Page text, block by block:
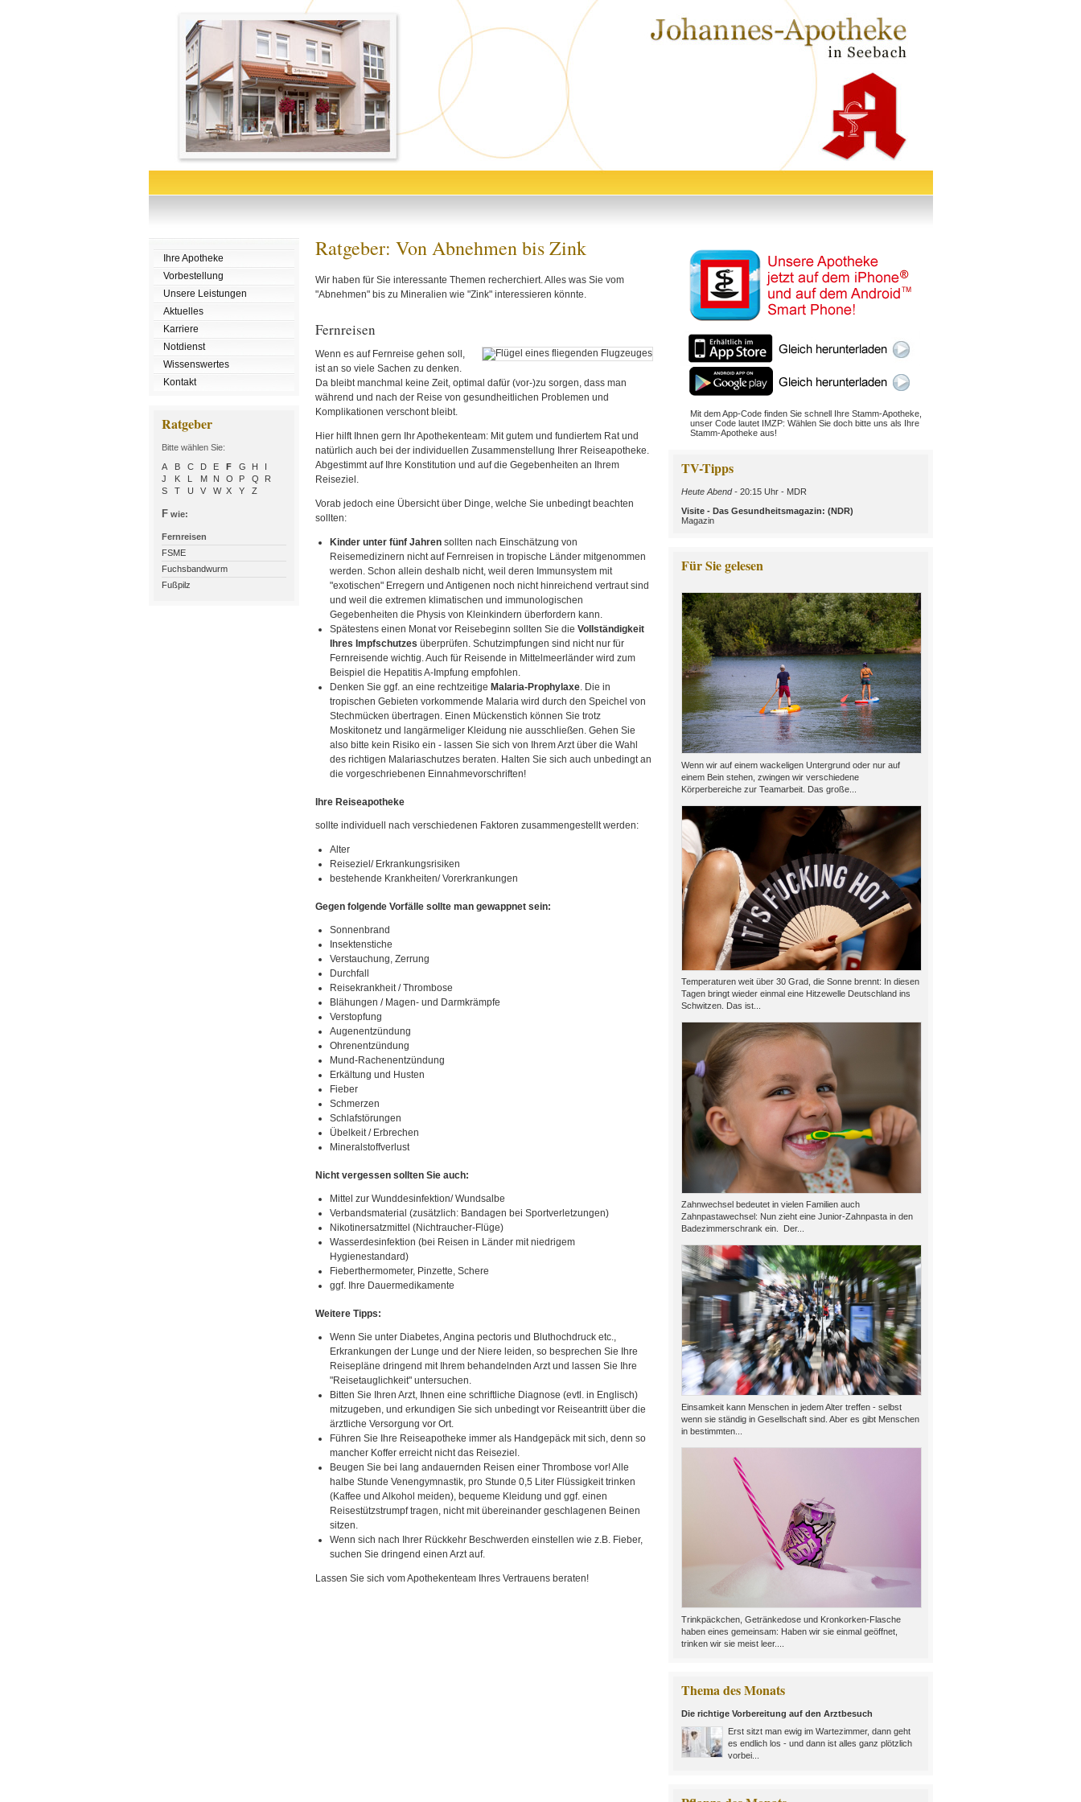
Ihre Apotheke
Vorbestellung
Unsere Leistungen
Aktuelles
Karriere
Notdienst
Wissenswertes
Kontakt
Ratgeber
Bitte wählen Sie:
A
B C D E F G H
I
J
K L M N O P Q
R
S
T U V W X Y Z
Fwie:
Fernreisen
FSME
Fuchsbandwurm
Fußpilz
Ratgeber: Von Abnehmen bis Zink
Wir haben für Sie interessante Themen recherchiert. Alles was Sie vom
"Abnehmen" bis zu Mineralien wie "Zink" interessieren könnte.
Fernreisen
Wenn es auf Fernreise gehen soll,
ist an so viele Sachen zu denken.
Da bleibt manchmal keine Zeit, optimal dafür (vor-)zu sorgen, dass man
während und nach der Reise von gesundheitlichen Problemen und
Komplikationen verschont bleibt.
Hier hilft Ihnen gern Ihr Apothekenteam: Mit gutem und fundiertem Rat und
natürlich auch bei der individuellen Zusammenstellung Ihrer Reiseapotheke.
Abgestimmt auf Ihre Konstitution und auf die Gegebenheiten an Ihrem
Reiseziel.
Vorab jedoch eine Übersicht über Dinge, welche Sie unbedingt beachten
sollten:
Kinder unter fünf Jahrensollten nach Einschätzung von
Reisemedizinern nicht auf Fernreisen in tropische Länder mitgenommen
werden. Schon allein deshalb nicht, weil deren Immunsystem mit
"exotischen" Erregern und Antigenen noch nicht hinreichend vertraut sind
und weil die extremen klimatischen und immunologischen
Gegebenheiten die Physis von Kleinkindern überfordern kann.
Spätestens einen Monat vor Reisebeginn sollten Sie die Vollständigkeit
Ihres Impfschutzes überprüfen. Schutzimpfungen sind nicht nur für
Fernreisende wichtig. Auch für Reisende in Mittelmeerländer wird zum
Beispiel die Hepatitis A-Impfung empfohlen.
Denken Sie ggf. an eine rechtzeitige Malaria-Prophylaxe. Die in
tropischen Gebieten vorkommende Malaria wird durch den Speichel von
Stechmücken übertragen. Einen Mückenstich können Sie trotz
Moskitonetz und langärmeliger Kleidung nie ausschließen. Gehen Sie
also bitte kein Risiko ein - lassen Sie sich von Ihrem Arzt über die Wahl
des richtigen Malariaschutzes beraten. Halten Sie sich auch unbedingt an
die vorgeschriebenen Einnahmevorschriften!
Ihre Reiseapotheke
sollte individuell nach verschiedenen Faktoren zusammengestellt werden:
Alter
Reiseziel/ Erkrankungsrisiken
bestehende Krankheiten/ Vorerkrankungen
Gegen folgende Vorfälle sollte man gewappnet sein:
Sonnenbrand
Insektenstiche
Verstauchung, Zerrung
Durchfall
Reisekrankheit / Thrombose
Blähungen / Magen- und Darmkrämpfe
Verstopfung
Augenentzündung
Ohrenentzündung
Mund-Rachenentzündung
Erkältung und Husten
Fieber
Schmerzen
Schlafstörungen
Übelkeit / Erbrechen
Mineralstoffverlust
Nicht vergessen sollten Sie auch:
Mittel zur Wunddesinfektion/ Wundsalbe
Verbandsmaterial (zusätzlich: Bandagen bei Sportverletzungen)
Nikotinersatzmittel (Nichtraucher-Flüge)
Wasserdesinfektion (bei Reisen in Länder mit niedrigem
Hygienestandard)
Fieberthermometer, Pinzette, Schere
ggf. Ihre Dauermedikamente
Weitere Tipps:
Wenn Sie unter Diabetes, Angina pectoris und Bluthochdruck etc.,
Erkrankungen der Lunge und der Niere leiden, so besprechen Sie Ihre
Reisepläne dringend mit Ihrem behandelnden Arzt und lassen Sie Ihre
"Reisetauglichkeit" untersuchen.
Bitten Sie Ihren Arzt, Ihnen eine schriftliche Diagnose (evtl. in Englisch)
mitzugeben, und erkundigen Sie sich unbedingt vor Reiseantritt über die
ärztliche Versorgung vor Ort.
Führen Sie Ihre Reiseapotheke immer als Handgepäck mit sich, denn so
mancher Koffer erreicht nicht das Reiseziel.
Beugen Sie bei lang andauernden Reisen einer Thrombose vor! Alle
halbe Stunde Venengymnastik, pro Stunde 0,5 Liter Flüssigkeit trinken
(Kaffee und Alkohol meiden), bequeme Kleidung und ggf. einen
Reisestützstrumpf tragen, nicht mit übereinander geschlagenen Beinen
sitzen.
Wenn sich nach Ihrer Rückkehr Beschwerden einstellen wie z.B. Fieber,
suchen Sie dringend einen Arzt auf.
Lassen Sie sich vom Apothekenteam Ihres Vertrauens beraten!
Mit dem App-Code finden Sie schnell Ihre Stamm-Apotheke,
unser Code lautet IMZP: Wählen Sie doch bitte uns als Ihre
Stamm-Apotheke aus!
TV-Tipps
Heute Abend -20:15 Uhr - MDR
Visite - Das Gesundheitsmagazin: (NDR)
Magazin
Für Sie gelesen
Wenn wir auf einem wackeligen Untergrund oder nur auf
einem Bein stehen, zwingen wir verschiedene
Körperbereiche zur Teamarbeit. Das große...
Temperaturen weit über 30 Grad, die Sonne brennt: In diesen
Tagen bringt wieder einmal eine Hitzewelle Deutschland ins
Schwitzen. Das ist...
Zahnwechsel bedeutet in vielen Familien auch
Zahnpastawechsel: Nun zieht eine Junior-Zahnpasta in den
Badezimmerschrank ein. Der...
Einsamkeit kann Menschen in jedem Alter treffen - selbst
wenn sie ständig in Gesellschaft sind. Aber es gibt Menschen
in bestimmten...
Trinkpäckchen, Getränkedose und Kronkorken-Flasche
haben eines gemeinsam: Haben wir sie einmal geöffnet,
trinken wir sie meist leer....
Thema des Monats
Die richtige Vorbereitung auf den Arztbesuch
Erst sitzt man ewig im Wartezimmer, dann geht
es endlich los - und dann ist alles ganz plötzlich
vorbei...